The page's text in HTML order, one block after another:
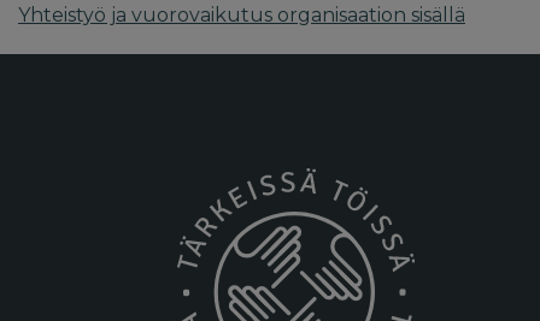
Yhteistyö ja vuorovaikutus organisaation sisällä